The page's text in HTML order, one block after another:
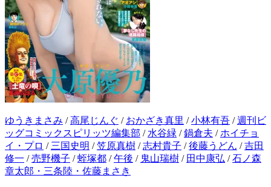
ゆうきまさみ /高尾じんぐ / おかざき真里 /小林有吾 /週刊ビ
ッグコミックスピリッツ編集部 / 水谷緑 /鍋倉夫 / ホイチョ
イ・プロ / 三国史明 /笠原真樹 /志村貴子 /後藤うどん /吉田
修一 /売野機子 /蛭塚都 /午後 / 鬼山瑞樹 / 田中康弘 /石ノ森
章太郎・三条陸・佐藤まさき